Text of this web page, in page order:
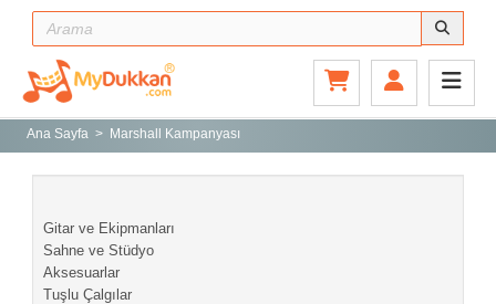
Ana Sayfa
Gitar ve Ekipmanları
Tuşlu Çalgılar
Vurmalı Çalgılar
Ana Sayfa Marshall Kampanyası
Gitar ve Ekipmanları
Sahne ve Stüdyo
Aksesuarlar
Tuşlu Çalgılar